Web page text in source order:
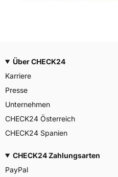
Über CHECK24
Karriere
Presse
Unternehmen
CHECK24 Österreich
CHECK24 Spanien
CHECK24 Zahlungsarten
PayPal